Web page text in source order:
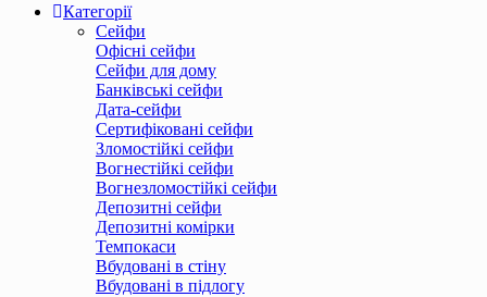
Категорії
Сейфи
Офісні сейфи
Сейфи для дому
Банківські сейфи
Дата-сейфи
Сертифіковані сейфи
Зломостійкі сейфи
Вогнестійкі сейфи
Вогнезломостійкі сейфи
Депозитні сейфи
Депозитні комірки
Темпокаси
Вбудовані в стіну
Вбудовані в підлогу